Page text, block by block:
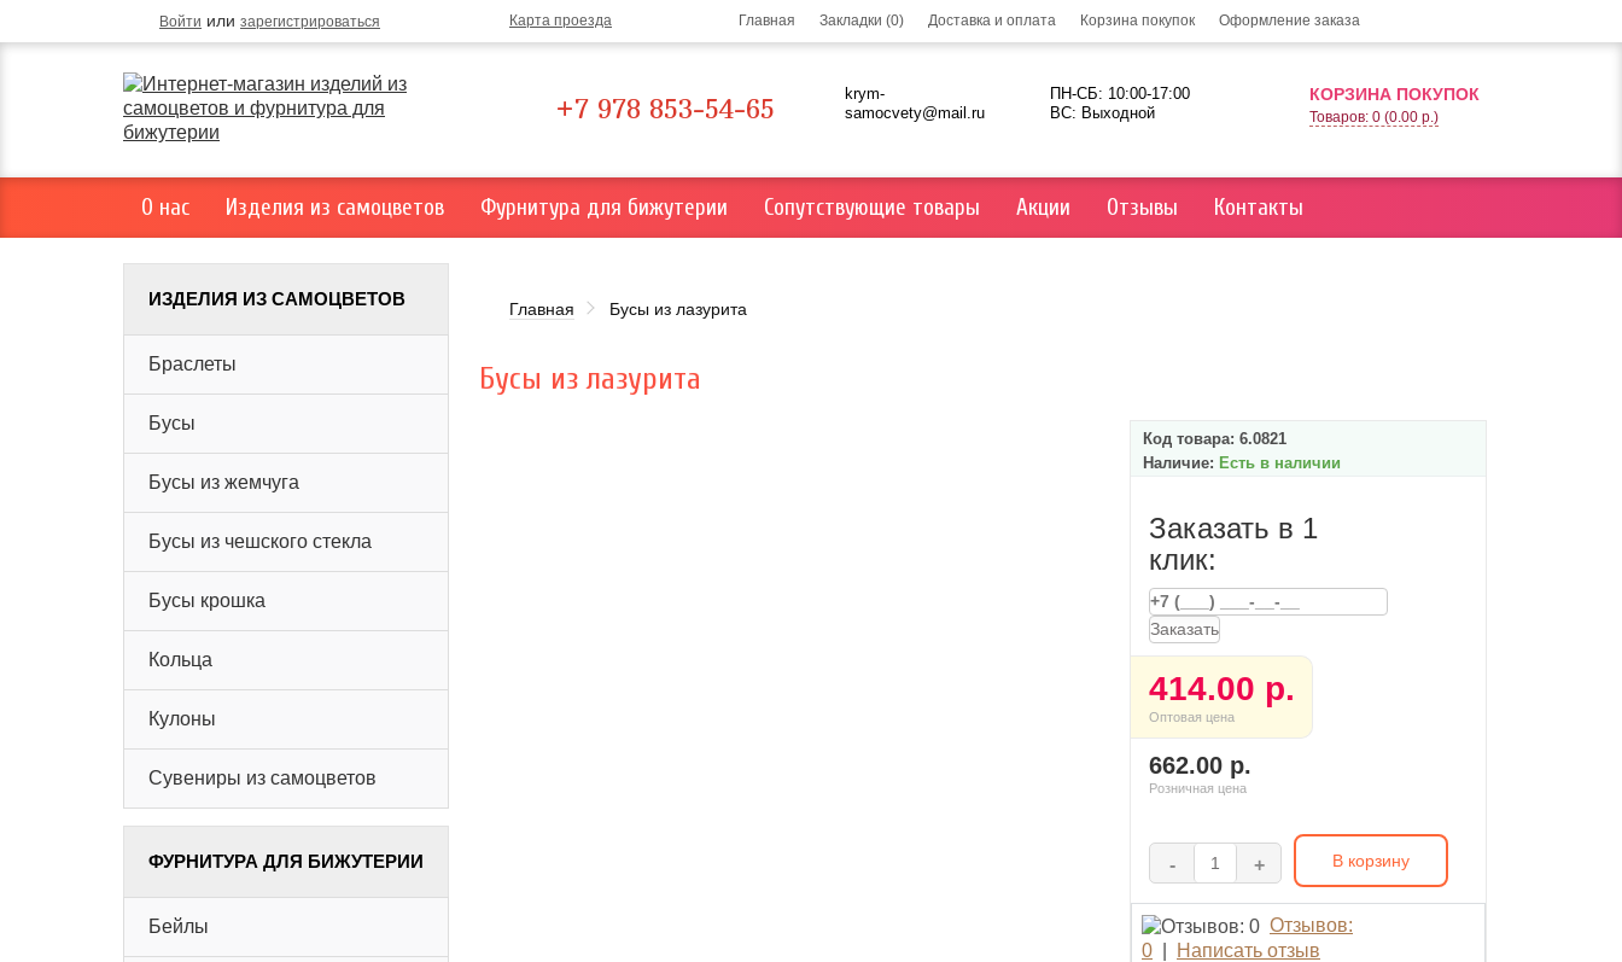
Войти или зарегистрироваться Карта проезда Главная Закладки (0) Доставка и оплата Корзина покупок Оформление заказа
+7 978 853-54-65
krym-
samocvety@mail.ru
ПН-СБ: 10:00-17:00
ВС: Выходной
КОРЗИНА ПОКУПОК
Товаров: 0 (0.00 р.)
О нас Изделия из самоцветов Фурнитура для бижутерии Сопутствующие товары Акции Отзывы Контакты
ИЗДЕЛИЯ ИЗ САМОЦВЕТОВ
Браслеты
Бусы
Бусы из жемчуга
Бусы из чешского стекла
Бусы крошка
Кольца
Кулоны
Сувениры из самоцветов
ФУРНИТУРА ДЛЯ БИЖУТЕРИИ
Бейлы
Главная Бусы из лазурита
Бусы из лазурита
Код товара: 6.0821
Наличие: Есть в наличии
Заказать в 1
клик:
Заказать
414.00 р.
Оптовая цена
662.00 р.
Розничная цена
- + В корзину
Отзывов:
0
Написать отзыв